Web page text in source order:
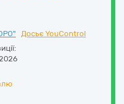
Досьє YouControl